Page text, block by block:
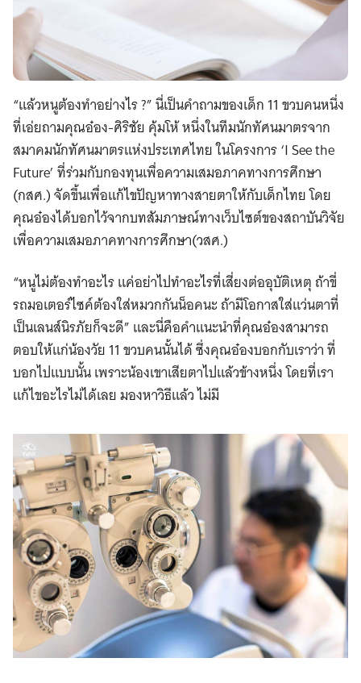
“แล้วหนูต้องทำอย่างไร ?” นี่เป็นคำถามของเด็ก 11 ขวบคนหนึ่ง
ที่เอ่ยถามคุณอ๋อง-ศิริชัย คุ้มโห้ หนึ่งในทีมนักทัศนมาตรจาก
สมาคมนักทัศนมาตรแห่งประเทศไทย ในโครงการ ‘I See the
Future’ ที่ร่วมกับกองทุนเพื่อความเสมอภาคทางการศึกษา
(กสศ.) จัดขึ้นเพื่อแก้ไขปัญหาทางสายตาให้กับเด็กไทย โดย
คุณอ๋องได้บอกไว้จากบทสัมภาษณ์ทางเว็บไซต์ของสถาบันวิจัย
เพื่อความเสมอภาคทางการศึกษา(วสศ.)
“หนูไม่ต้องทำอะไร แค่อย่าไปทำอะไรที่เสี่ยงต่ออุบัติเหตุ ถ้าขี่
รถมอเตอร์ไซค์​ต้องใส่หมวกกันน็อคนะ ถ้ามีโอกาสใส่แว่นตาที่
เป็นเลนส์นิรภัยก็จะดี” และนี่คือคำแนะนำที่คุณอ๋องสามารถ
ตอบให้แก่น้องวัย 11 ขวบคนนั้นได้ ซึ่งคุณอ๋องบอกกับเราว่า ที่
บอกไปแบบนั้น เพราะน้องเขาเสียตาไปแล้วข้างหนึ่ง โดยที่เรา
แก้ไขอะไรไม่ได้เลย มองหาวิธีแล้ว ไม่มี